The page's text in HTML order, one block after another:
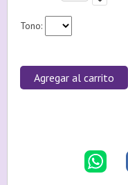
Tono:
Agregar al carrito